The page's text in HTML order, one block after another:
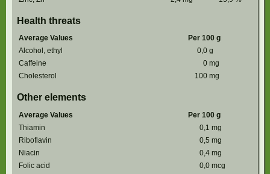
Health threats
Average Values
Per 100 g
Alcohol, ethyl
0,0 g
Caffeine
0 mg
Cholesterol
100 mg
Other elements
Average Values
Per 100 g
Thiamin
0,1 mg
Riboflavin
0,5 mg
Niacin
0,4 mg
Folic acid
0,0 mcg